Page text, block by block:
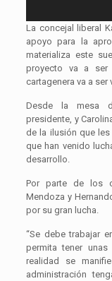
La concejal liberal
apoyo para la
materializa este
proyecto va a ser
cartagenera va a ser
Desde la mesa
presidente, y
de la ilusión que
que han venido
desarrollo.
Por parte de los
Mendoza y
por su gran lucha.
“Se debe trabajar
permita tener
realidad se
administración